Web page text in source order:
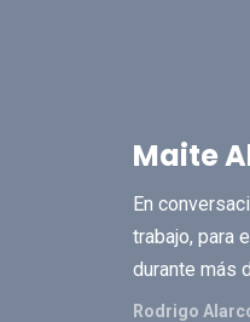
Maite
En
trabajo, para
durante más
Rodrigo